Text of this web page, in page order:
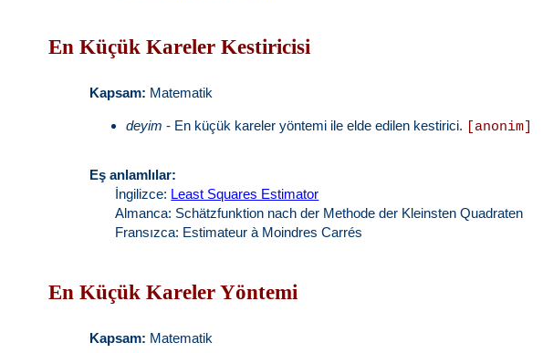
En Küçük Kareler Kestiricisi
Kapsam: Matematik
deyim - En küçük kareler yöntemi ile elde edilen kestirici. [anonim]
Eş anlamlılar:
İngilizce: Least Squares Estimator
Almanca: Schätzfunktion nach der Methode der Kleinsten Quadraten
Fransızca: Estimateur à Moindres Carrés
En Küçük Kareler Yöntemi
Kapsam: Matematik